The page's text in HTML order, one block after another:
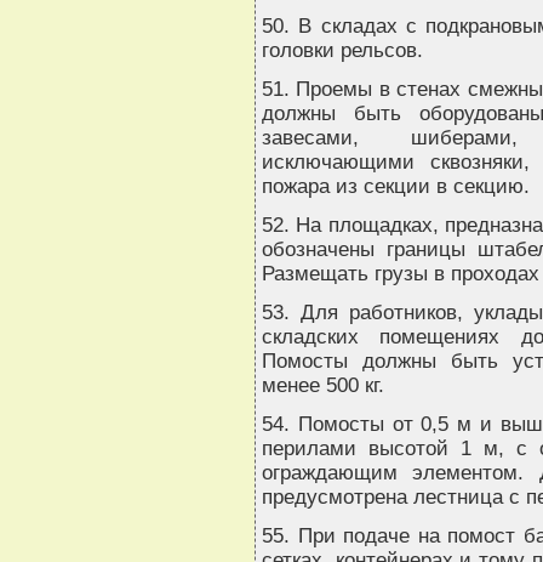
50. В складах с
головки рельсов.
51. Проемы в стенах
должны быть
завесами, шиберами,
исключающими сквозняки,
пожара из секции в секцию.
52. На площадках,
обозначены границы
Размещать грузы в
53. Для работников,
складских помещениях
Помосты должны быть
менее 500 кг.
54. Помосты от 0,5 м и
перилами высотой 1 м, с
ограждающим
предусмотрена лестница с
55. При подаче на помост